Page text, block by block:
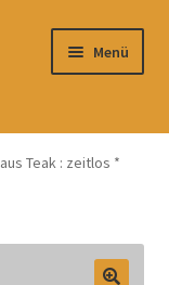
Menü
Teak : zeitlos *